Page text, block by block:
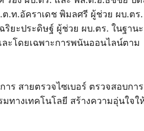
.ท.อัคราเดช พิมลศรี ผู้ช่วย ผบ.ตร
ยะประดิษฐ์ ผู้ช่วย ผบ.ตร. ในฐานะ
ะโดยเฉพาะการพนันออนไลน์ตาม
ร สายตรวจไซเบอร์ ตรวจสอบการ
ทางเทคโนโลยี สร้างความอุ่นใจใ